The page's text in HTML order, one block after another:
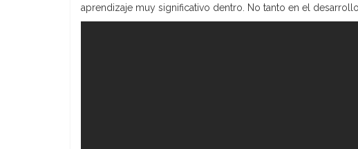
aprendizaje muy significativo dentro. No tanto en el